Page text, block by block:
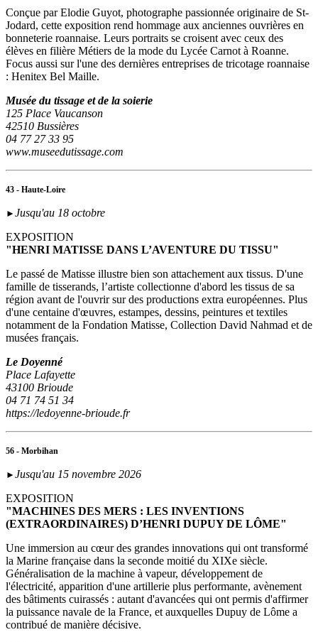
Conçue par Elodie Guyot, photographe passionnée originaire de St-
Jodard, cette exposition rend hommage aux anciennes ouvrières en
bonneterie roannaise. Leurs portraits se croisent avec ceux des
élèves en filière Métiers de la mode du Lycée Carnot à Roanne.
Focus aussi sur l'une des dernières entreprises de tricotage roannaise
: Henitex Bel Maille.
Musée du tissage et de la soierie
125 Place Vaucanson
42510 Bussières
04 77 27 33 95
www.museedutissage.com
43 - Haute-Loire
► Jusqu'au 18 octobre
EXPOSITION
"HENRI MATISSE DANS L’AVENTURE DU TISSU"
Le passé de Matisse illustre bien son attachement aux tissus. D'une
famille de tisserands, l’artiste collectionne d'abord les tissus de sa
région avant de l'ouvrir sur des productions extra européennes. Plus
d'une centaine d'œuvres, estampes, dessins, peintures et textiles
notamment de la Fondation Matisse, Collection David Nahmad et de
musées français.
Le Doyenné
Place Lafayette
43100 Brioude
04 71 74 51 34
https://ledoyenne-brioude.fr
56 - Morbihan
► Jusqu'au 15 novembre 2026
EXPOSITION
"MACHINES DES MERS : LES INVENTIONS
(EXTRAORDINAIRES) D’HENRI DUPUY DE LÔME"
Une immersion au cœur des grandes innovations qui ont transformé
la Marine française dans la seconde moitié du XIXe siècle.
Généralisation de la machine à vapeur, développement de
l'électricité, apparition d'une artillerie plus performante, avènement
des bâtiments cuirassés : autant d'avancées qui ont permis d'affirmer
la puissance navale de la France, et auxquelles Dupuy de Lôme a
contribué de manière décisive.